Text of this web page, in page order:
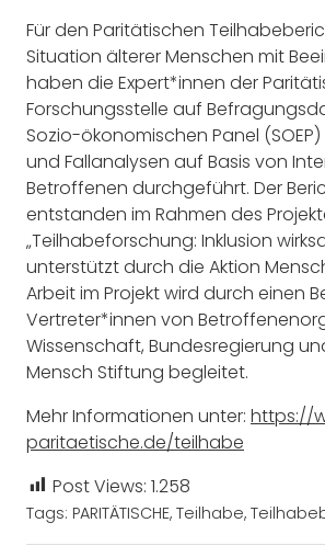
Für den Paritätischen
Situation älterer Menschen mit
haben die Expert*innen der
Forschungsstelle auf
Sozio-ökonomischen Panel
und Fallanalysen auf Basis von
Betroffenen durchgeführt. Der
entstanden im Rahmen des
„Teilhabeforschung: Inklusion
unterstützt durch die Aktion
Arbeit im Projekt wird durch einen
Vertreter*innen von
Wissenschaft, Bundesregierung
Mensch Stiftung begleitet.
Mehr Informationen unter: https://
paritaetische.de/teilhabe
Post Views: 1.258
Tags: PARITÄTISCHE, Teilhabe,